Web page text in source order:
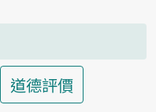
道德評價